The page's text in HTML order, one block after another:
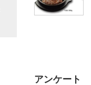
アンケート